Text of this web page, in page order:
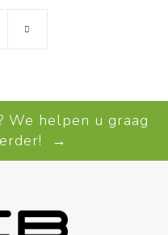
We helpen u graag
→